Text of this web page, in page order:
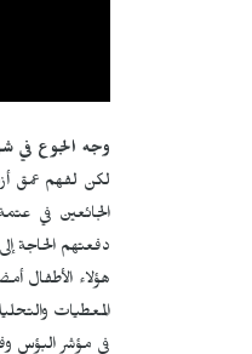
وجه الجوع في
لكن لفهم عمق
الجائعين في
دفعتهم الحاجة
هؤلاء الأطفال
المعطيات
في مؤشر البؤس